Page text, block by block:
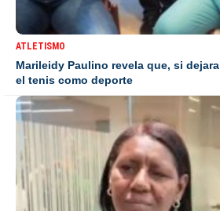
ATLETISMO
Marileidy Paulino revela que, si
el tenis como deporte